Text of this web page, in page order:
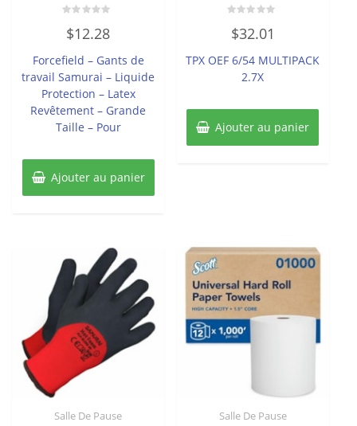
0
sur
$12.28
Forcefield – Gants de
travail Samurai – Liquide
Protection – Latex
Revêtement – Grande
Taille – Pour
Ajouter au panier
0
sur
$32.01
TPX OEF 6/54 MULTIPACK
2.7X
Ajouter au panier
Salle De Pause Salle De Pause